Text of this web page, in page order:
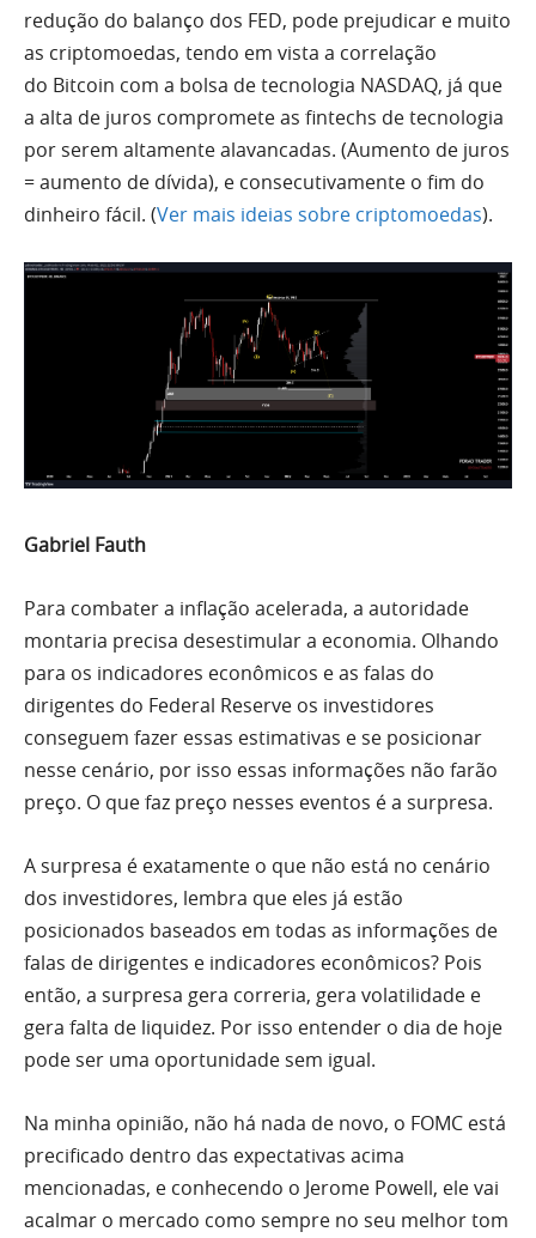
redução do balanço dos FED, pode prejudicar e muito
as criptomoedas, tendo em vista a correlação
do Bitcoin com a bolsa de tecnologia NASDAQ, já que
a alta de juros compromete as fintechs de tecnologia
por serem altamente alavancadas. (Aumento de juros
= aumento de dívida), e consecutivamente o fim do
dinheiro fácil. (Ver mais ideias sobre criptomoedas).
Gabriel Fauth
Para combater a inflação acelerada, a autoridade
montaria precisa desestimular a economia. Olhando
para os indicadores econômicos e as falas do
dirigentes do Federal Reserve os investidores
conseguem fazer essas estimativas e se posicionar
nesse cenário, por isso essas informações não farão
preço. O que faz preço nesses eventos é a surpresa.
A surpresa é exatamente o que não está no cenário
dos investidores, lembra que eles já estão
posicionados baseados em todas as informações de
falas de dirigentes e indicadores econômicos? Pois
então, a surpresa gera correria, gera volatilidade e
gera falta de liquidez. Por isso entender o dia de hoje
pode ser uma oportunidade sem igual.
Na minha opinião, não há nada de novo, o FOMC está
precificado dentro das expectativas acima
mencionadas, e conhecendo o Jerome Powell, ele vai
acalmar o mercado como sempre no seu melhor tom